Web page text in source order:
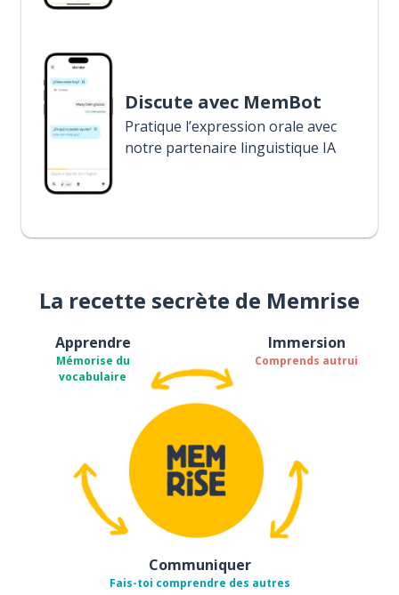
Discute avec MemBot
Pratique l’expression orale avec
notre partenaire linguistique IA
La recette secrète de Memrise
Apprendre
Mémorise du
vocabulaire
Immersion
Comprends autrui
Communiquer
Fais-toi comprendre des autres